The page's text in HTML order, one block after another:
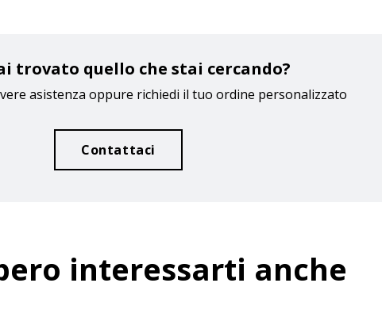
trovato quello che stai cercando?
asistenza oppure richiedi il tuo ordine personalizzato
Contattaci
interessarti anche